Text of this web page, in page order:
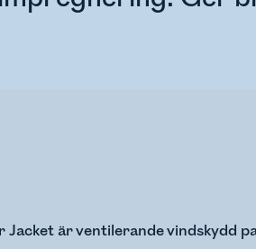
Jacket är ventilerande vindskydd